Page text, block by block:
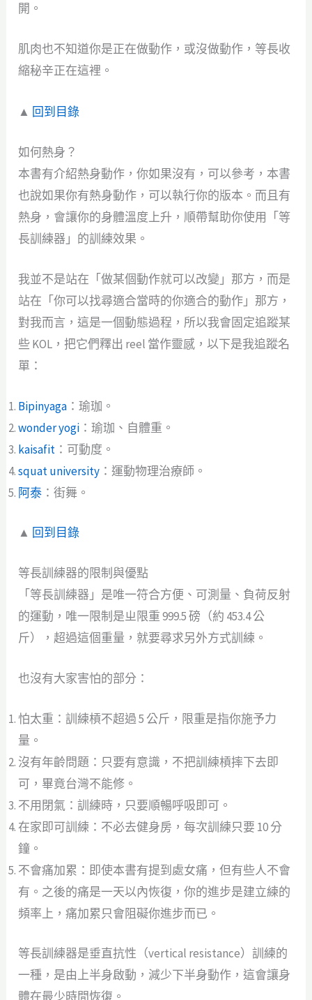
開。
肌肉也不知道你是正在做動作，或沒做動作，等長收
縮秘辛正在這裡。
▲ 回到目錄
如何熱身？
本書有介紹熱身動作，你如果沒有，可以參考，本書
也說如果你有熱身動作，可以執行你的版本。而且有
熱身，會讓你的身體溫度上升，順帶幫助你使用「等
長訓練器」的訓練效果。
我並不是站在「做某個動作就可以改變」那方，而是
站在「你可以找尋適合當時的你適合的動作」那方，
對我而言，這是一個動態過程，所以我會固定追蹤某
些 KOL，把它們釋出 reel 當作靈感，以下是我追蹤名
單：
Bipinyaga ：瑜珈。
wonder yogi ：瑜珈、自體重。
kaisafit ：可動度。
squat university ：運動物理治療師。
阿泰 ：街舞。
▲ 回到目錄
等長訓練器的限制與優點
「等長訓練器」是唯一符合方便、可測量、負荷反射
的運動，唯一限制是ㄓ限重 999.5 磅（約 453.4 公
斤），超過這個重量，就要尋求另外方式訓練。
也沒有大家害怕的部分：
怕太重：訓練槓不超過 5 公斤，限重是指你施予力
量。
沒有年齡問題：只要有意識，不把訓練槓摔下去即
可，畢竟台灣不能修。
不用閉氣：訓練時，只要順暢呼吸即可。
在家即可訓練：不必去健身房，每次訓練只要 10 分
鐘。
不會痛加累：即使本書有提到處女痛，但有些人不會
有。之後的痛是一天以內恢復，你的進步是建立練的
頻率上，痛加累只會阻礙你進步而已。
等長訓練器是垂直抗性（vertical resistance）訓練的
一種，是由上半身啟動，減少下半身動作，這會讓身
體在最少時間恢復。